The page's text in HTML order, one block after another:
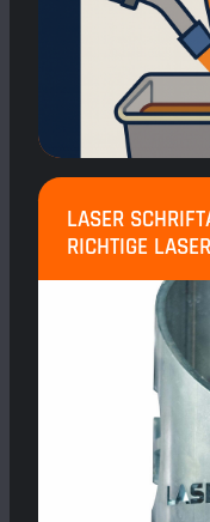
LASER
RICHTIGE